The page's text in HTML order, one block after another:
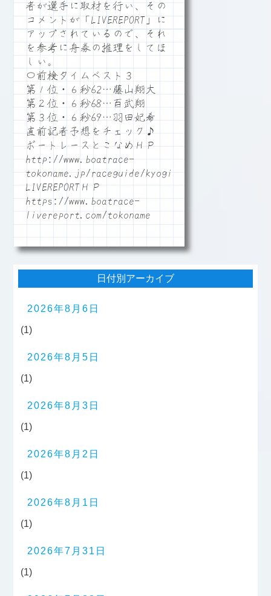
者が選手に取材を行い、その
コメントが「LIVEREPORT」に
アップされているので、それ
を参考に舟券の推理をしてほ
しい。
〇前検タイムベスト３
第１位・６秒62…藤山翔大
第２位・６秒68…百武翔
第３位・６秒69…羽田妃希
直前記者予想をチェック♪
ボートレースとこなめＨＰ
http://www.boatrace-
tokoname.jp/raceguide/kyogi06
LIVEREPORTＨＰ
https://www.boatrace-
livereport.com/tokoname
日付別アーカイブ
2026年8月6日
(1)
2026年8月5日
(1)
2026年8月3日
(1)
2026年8月2日
(1)
2026年8月1日
(1)
2026年7月31日
(1)